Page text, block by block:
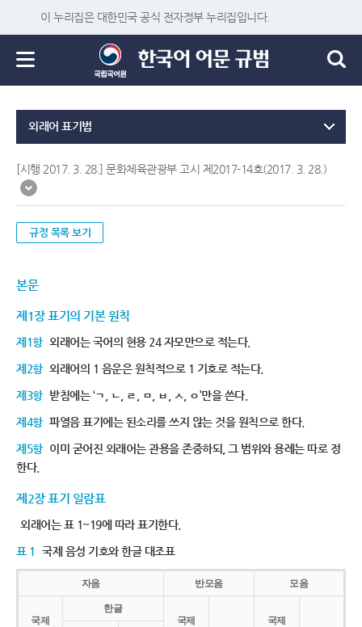
이 누리집은 대한민국 공식 전자정부 누리집입니다.
외래어 표기법
[시행 2017. 3. 28.] 문화체육관광부 고시 제2017-14호(2017. 3. 28.)
규정 목록 보기
본문
제1장 표기의 기본 원칙
제1항 외래어는 국어의 현용 24 자모만으로 적는다.
제2항 외래어의 1 음운은 원칙적으로 1 기호로 적는다.
제3항 받침에는 ‘ㄱ, ㄴ, ㄹ, ㅁ, ㅂ, ㅅ, ㅇ’만을 쓴다.
제4항 파열음 표기에는 된소리를 쓰지 않는 것을 원칙으로 한다.
제5항 이미 굳어진 외래어는 관용을 존중하되, 그 범위와 용례는 따로 정
한다.
제2장 표기 일람표
외래어는 표 1~19에 따라 표기한다.
표 1 국제 음성 기호와 한글 대조표
자음 반모음 모음
국제
한글
국제
국제